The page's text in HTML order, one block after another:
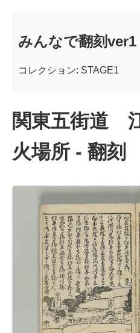
みんなで翻刻ver1
コレクション: STAGE1
関東五街道
火場所 - 翻刻